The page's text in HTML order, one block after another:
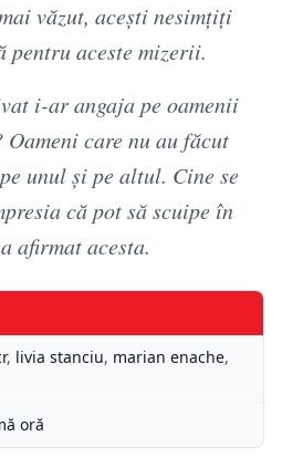
văzut, acești nesimțiți
pentru aceste mizerii.
i-ar angaja pe oamenii
care nu au făcut
unul și pe altul. Cine se
că pot să scuipe în
afirmat acesta.
, livia stanciu, marian enache,
oră